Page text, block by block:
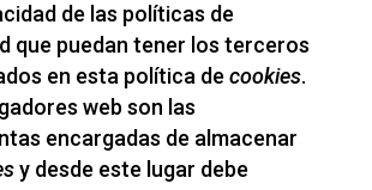
de las políticas de
que puedan tener los terceros
en esta política de cookies.
web son las
encargadas de almacenar
y desde este lugar debe